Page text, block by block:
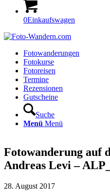
0Einkaufswagen
Fotowanderungen
Fotokurse
Fotoreisen
Termine
Rezensionen
Gutscheine
Suche
Menü Menü
Fotowanderung auf
Andreas Levi –
28. August 2017